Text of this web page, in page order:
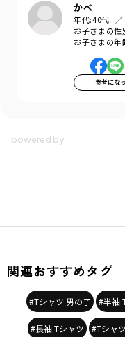
かべ
年代:40代
お子さまの性
お子さまの年
参考にな
関連おすすめタグ
#Tシャツ 男の子 #半袖
#長袖 Tシャツ #Tシャ